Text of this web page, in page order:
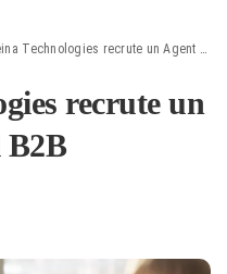
Technologies recrute un Agent commercial B2B
recrute un
B2B